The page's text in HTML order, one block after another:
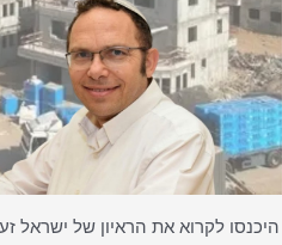
היכנסו לקרוא את הראיון של ישראל